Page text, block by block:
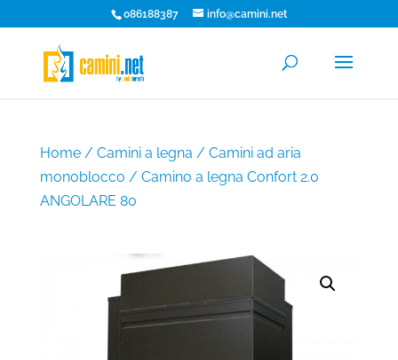
086188387 info@camini.net
Home/ Camini a legna / Camini ad aria
monoblocco / Camino a legna Confort 2.0
ANGOLARE 80